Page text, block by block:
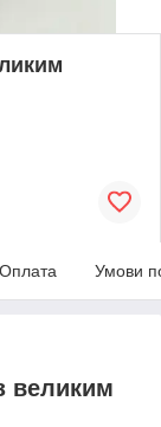
Оплата Умови
великим